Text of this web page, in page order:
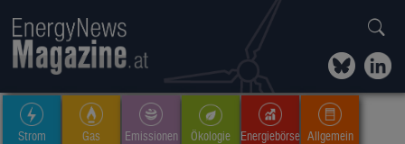
Strom Gas Emissionen Ökologie Energiebörse Allgemein